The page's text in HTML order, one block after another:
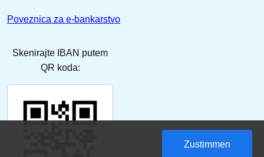
Poveznica za e-bankarstvo
Skenirajte IBAN putem
QR koda:
Zustimmen